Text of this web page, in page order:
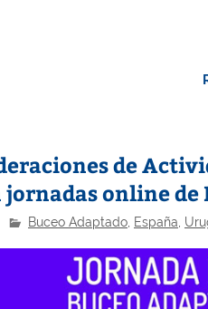
de
online de
Buceo Adaptado, España